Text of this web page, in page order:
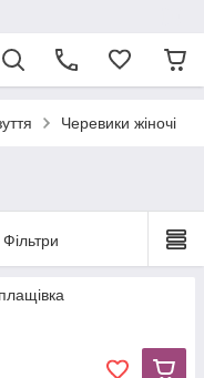
Черевики жіночі
Фільтри